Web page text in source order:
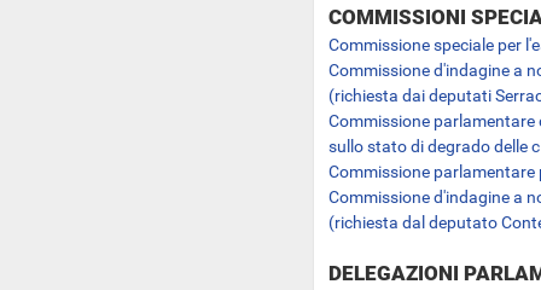
COMMISSIONI
Commissione speciale per
Commissione d'indagine a
(richiesta dai deputati
Commissione parlamentare
sullo stato di degrado delle
Commissione
Commissione d'indagine a
(richiesta dal deputato
DELEGAZIONI